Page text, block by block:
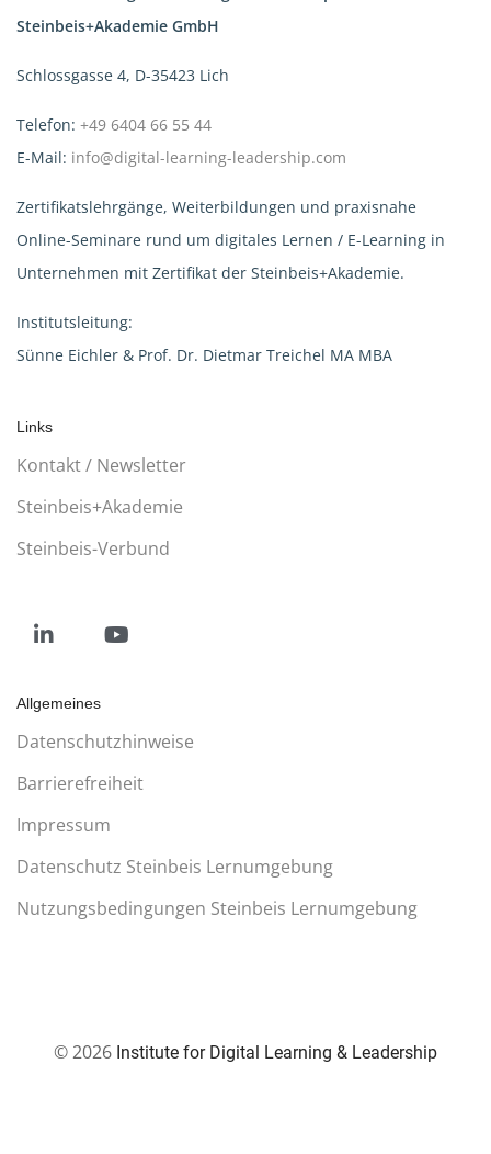
Steinbeis+Akademie GmbH
Schlossgasse 4, D-35423 Lich
Telefon: +49 6404 66 55 44
E-Mail: info@digital-learning-leadership.com
Zertifikatslehrgänge, Weiterbildungen und praxisnahe
Online-Seminare rund um digitales Lernen / E-Learning in
Unternehmen mit Zertifikat der Steinbeis+Akademie.
Institutsleitung:
Sünne Eichler & Prof. Dr. Dietmar Treichel MA MBA
Links
Kontakt / Newsletter
Steinbeis+Akademie
Steinbeis-Verbund
Allgemeines
Datenschutzhinweise
Barrierefreiheit
Impressum
Datenschutz Steinbeis Lernumgebung
Nutzungsbedingungen Steinbeis Lernumgebung
© 2026 Institute for Digital Learning & Leadership